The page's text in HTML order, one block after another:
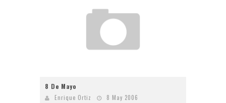
8 De Mayo
Enrique Ortiz
8 May 2006